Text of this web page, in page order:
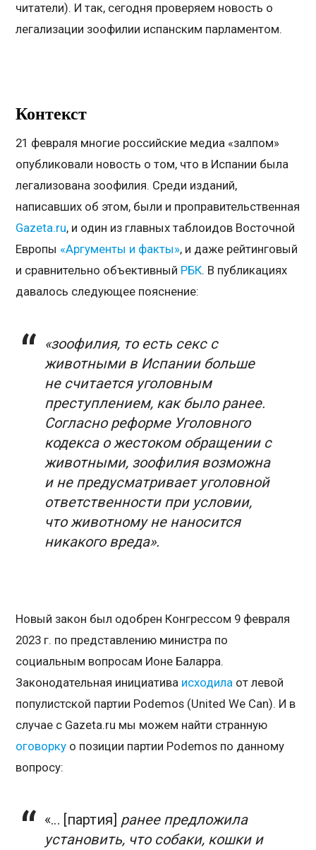
читатели). И так, сегодня проверяем новость о
легализации зоофилии испанским парламентом.
Контекст
21 февраля многие российские медиа «залпом»
опубликовали новость о том, что в Испании была
легализована зоофилия. Среди изданий,
написавших об этом, были и проправительственная
Gazeta.ru, и один из главных таблоидов Восточной
Европы «Аргументы и факты», и даже рейтинговый
и сравнительно объективный РБК. В публикациях
давалось следующее пояснение:
«зоофилия, то есть секс с
животными в Испании больше
не считается уголовным
преступлением, как было ранее.
Согласно реформе Уголовного
кодекса о жестоком обращении с
животными, зоофилия возможна
и не предусматривает уголовной
ответственности при условии,
что животному не наносится
никакого вреда».
Новый закон был одобрен Конгрессом 9 февраля
2023 г. по представлению министра по
социальным вопросам Ионе Баларра.
Законодательная инициатива исходила от левой
популистской партии Podemos (United We Can). И в
случае с Gazeta.ru мы можем найти странную
оговорку о позиции партии Podemos по данному
вопросу:
«… [партия] ранее предложила
установить, что собаки, кошки и